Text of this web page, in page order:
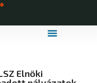
Elnöki